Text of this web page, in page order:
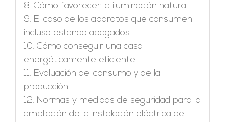
8. Cómo favorecer la iluminación natural.
9. El caso de los aparatos que consumen
incluso estando apagados.
10. Cómo conseguir una casa
energéticamente eficiente.
11. Evaluación del consumo y de la
producción.
12. Normas y medidas de seguridad para la
ampliación de la instalación eléctrica de